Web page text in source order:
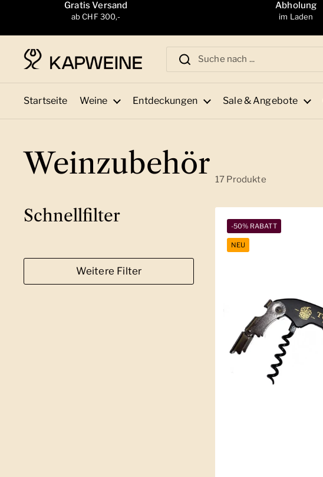
Zum Inhalt springenGratis Versand
ab CHF 300,-
Abholung
im Laden
Startseite Weine Entdeckungen Sale & Angebote
Weinzubehör
Schnellfilter
Weitere Filter
17 Produkte
-50% RABATT
NEU